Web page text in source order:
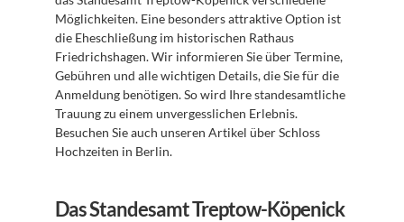
Möglichkeiten. Eine besonders attraktive Option ist
die Eheschließung im historischen Rathaus
Friedrichshagen. Wir informieren Sie über Termine,
Gebühren und alle wichtigen Details, die Sie für die
Anmeldung benötigen. So wird Ihre standesamtliche
Trauung zu einem unvergesslichen Erlebnis.
Besuchen Sie auch unseren Artikel über Schloss
Hochzeiten in Berlin.
Das Standesamt Treptow-Köpenick